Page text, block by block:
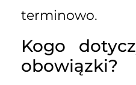
terminowo.
Kogo
obowiązki?